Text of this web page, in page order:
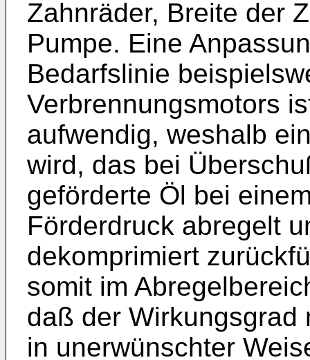
Zahnräder, Breite der
Pumpe. Eine
Bedarfslinie
Verbrennungsmotors
aufwen­dig, weshalb
wird, das bei
geförderte Öl bei
Förderdruck abregelt
dekomprimiert
somit im
daß der Wirkungsgrad
in uner­wünschter